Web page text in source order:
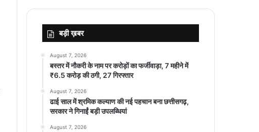
बड़ी ख़बर
August 7, 2026
बस्तर में नौकरी के नाम पर करोड़ों का फर्जीवाड़ा, 7 महीने में
₹6.5 करोड़ की ठगी, 27 गिरफ्तार
August 7, 2026
ढाई साल में श्रमिक कल्याण की नई पहचान बना छत्तीसगढ़,
सरकार ने गिनाईं बड़ी उपलब्धियां
August 7, 2026